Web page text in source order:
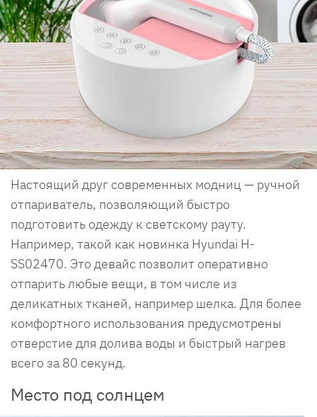
Настоящий друг современных модниц — ручной
отпариватель, позволяющий быстро
подготовить одежду к светскому рауту.
Например, такой как новинка Hyundai H-
SS02470. Это девайс позволит оперативно
отпарить любые вещи, в том числе из
деликатных тканей, например шелка. Для более
комфортного использования предусмотрены
отверстие для долива воды и быстрый нагрев
всего за 80 секунд.
Место под солнцем